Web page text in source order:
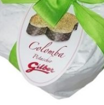
clic pentru a mări